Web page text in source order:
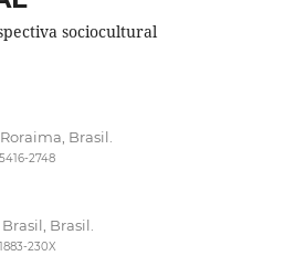
sociocultural
Brasil.
2748
Brasil.
230X